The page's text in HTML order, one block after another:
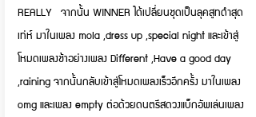
REALLY จากนั้น WINNER ได้เปลี่ยนชุดเป็นลุคสูทดำสุด
เท่ห์ มาในเพลง mola ,dress up ,special night และเข้าสู่
โหมดเพลงช้าอย่างเพลง Different ,Have a good day
,raining จากนั้นกลับเข้าสู่โหมดเพลงเร็วอีกครั้ง มาในเพลง
omg และเพลง empty ต่อด้วยดนตรีสดวงแบ็กอัพเล่นเพลง